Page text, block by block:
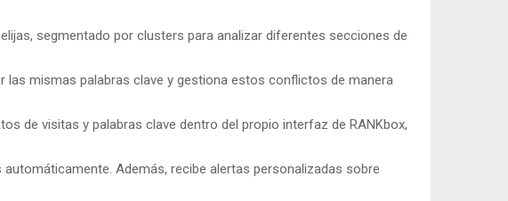
segmentado por clusters para analizar diferentes secciones de
mismas palabras clave y gestiona estos conflictos de manera
de visitas y palabras clave dentro del propio interfaz de RANKbox,
Además, recibe alertas personalizadas sobre